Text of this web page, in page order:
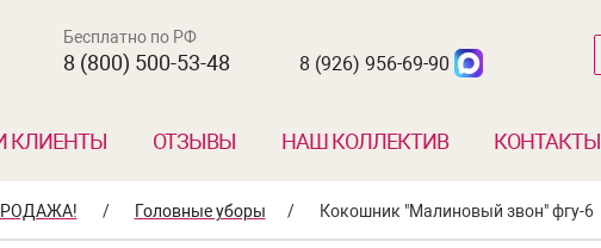
Бесплатно по РФ
8 (800) 500-53-48 8 (926) 956-69-90
КЛИЕНТЫ ОТЗЫВЫ НАШ КОЛЛЕКТИВ КОНТАКТЫ
/ Головные уборы / Кокошник "Малиновый звон" фгу-6